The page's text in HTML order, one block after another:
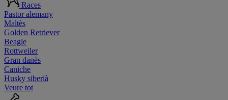
Races
Pastor alemany
Maltès
Golden Retriever
Beagle
Rottweiler
Gran danès
Caniche
Husky siberià
Veure tot